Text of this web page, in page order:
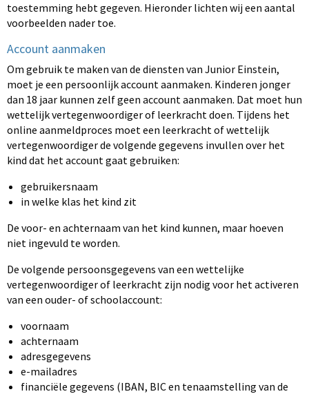
toestemming hebt gegeven. Hieronder lichten wij een aantal
voorbeelden nader toe.
Account aanmaken
Om gebruik te maken van de diensten van Junior Einstein,
moet je een persoonlijk account aanmaken. Kinderen jonger
dan 18 jaar kunnen zelf geen account aanmaken. Dat moet hun
wettelijk vertegenwoordiger of leerkracht doen. Tijdens het
online aanmeldproces moet een leerkracht of wettelijk
vertegenwoordiger de volgende gegevens invullen over het
kind dat het account gaat gebruiken:
gebruikersnaam
in welke klas het kind zit
De voor- en achternaam van het kind kunnen, maar hoeven
niet ingevuld te worden.
De volgende persoonsgegevens van een wettelijke
vertegenwoordiger of leerkracht zijn nodig voor het activeren
van een ouder- of schoolaccount:
voornaam
achternaam
adresgegevens
e-mailadres
financiële gegevens (IBAN, BIC en tenaamstelling van de